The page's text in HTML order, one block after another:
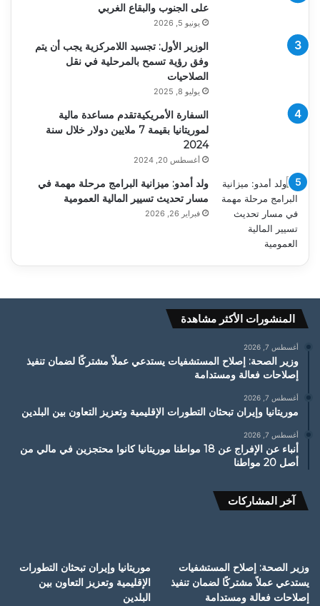
على الجنوب والبقاع الغربي
يونيو 5, 2026
الوزير الأول: تجسيد اللامركزية يجب أن يتم
وفق رؤية تسمح بالمرحلية في نقل
الصلاحيات
يوليو 8, 2025
السفارة الأمريكيةتقدم مساعدة مالية
لموريتانيا بقيمة 7 ملايين دولار خلال سنة
2024
أغسطس 20, 2024
ولد أمدو: ميزانية البرامج مرحلة مهمة في
مسار تحديث تسيير المالية العمومية
فبراير 26, 2026
المنشورات الأكثر مشاهدة
أغسطس 7, 2026
وزير الصحة: إصلاح المستشفيات يستدعي عملاً مشتركًا لضمان تنفيذ
إصلاحات فعالة ومستدامة
أغسطس 7, 2026
موريتانيا وإيران تبحثان التطورات الإقليمية وتعزيز التعاون بين البلدين
أغسطس 7, 2026
أنباء عن الإفراج عن 18 مواطنا موريتانيا كانوا محتجزين في مالي من
أصل 20 مواطنا
آخر المشاركات
وزير الصحة: إصلاح المستشفيات
يستدعي عملاً مشتركًا لضمان تنفيذ
إصلاحات فعالة ومستدامة
موريتانيا وإيران تبحثان التطورات
الإقليمية وتعزيز التعاون بين
البلدين